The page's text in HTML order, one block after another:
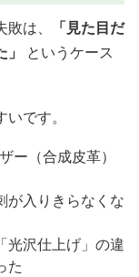
は、
「見た目だ
というケース
です。
ー（合成皮革）
が入りきらなくな
光沢仕上げ」の違
た